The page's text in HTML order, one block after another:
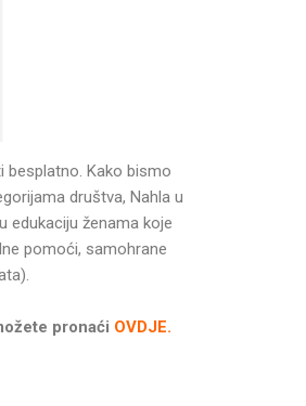
besplatno. Kako bismo
društva, Nahla u
edukaciju ženama koje
pomoći, samohrane
pronaći OVDJE.